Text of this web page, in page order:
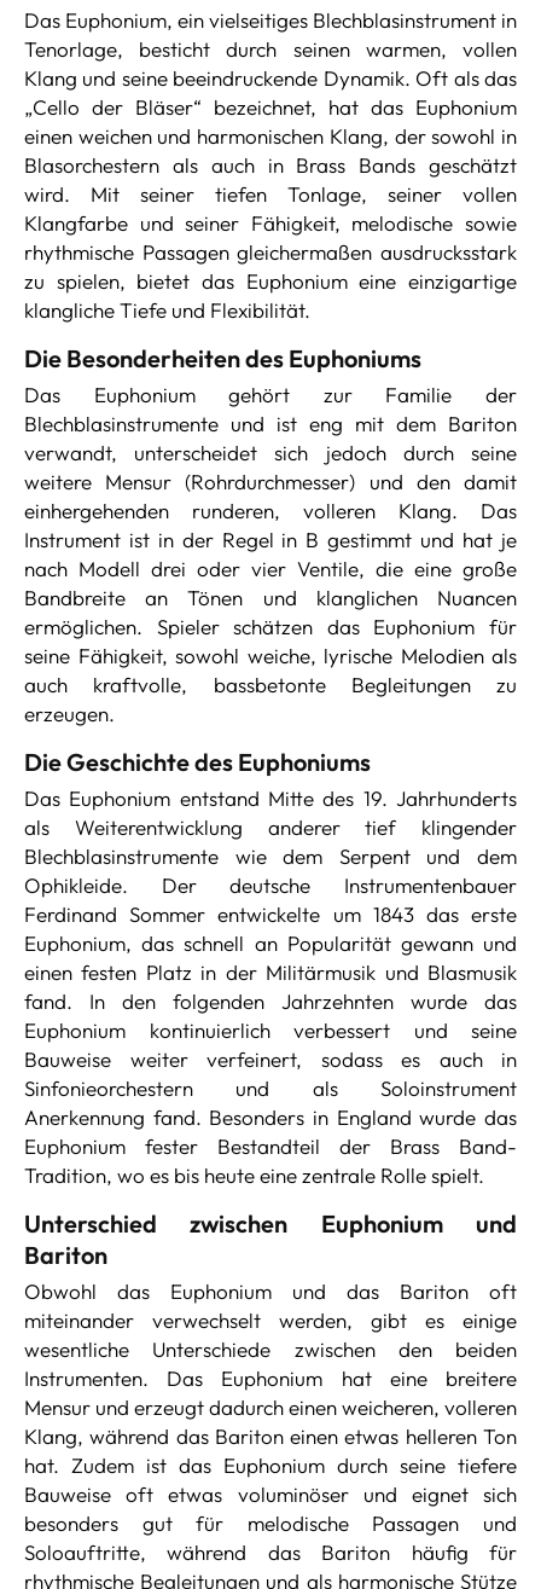
Das Euphonium, ein vielseitiges Blechblasinstrument in
Tenorlage, besticht durch seinen warmen, vollen
Klang und seine beeindruckende Dynamik. Oft als das
„Cello der Bläser“ bezeichnet, hat das Euphonium
einen weichen und harmonischen Klang, der sowohl in
Blasorchestern als auch in Brass Bands geschätzt
wird. Mit seiner tiefen Tonlage, seiner vollen
Klangfarbe und seiner Fähigkeit, melodische sowie
rhythmische Passagen gleichermaßen ausdrucksstark
zu spielen, bietet das Euphonium eine einzigartige
klangliche Tiefe und Flexibilität.
Die Besonderheiten des Euphoniums
Das Euphonium gehört zur Familie der
Blechblasinstrumente und ist eng mit dem Bariton
verwandt, unterscheidet sich jedoch durch seine
weitere Mensur (Rohrdurchmesser) und den damit
einhergehenden runderen, volleren Klang. Das
Instrument ist in der Regel in B gestimmt und hat je
nach Modell drei oder vier Ventile, die eine große
Bandbreite an Tönen und klanglichen Nuancen
ermöglichen. Spieler schätzen das Euphonium für
seine Fähigkeit, sowohl weiche, lyrische Melodien als
auch kraftvolle, bassbetonte Begleitungen zu
erzeugen.
Die Geschichte des Euphoniums
Das Euphonium entstand Mitte des 19. Jahrhunderts
als Weiterentwicklung anderer tief klingender
Blechblasinstrumente wie dem Serpent und dem
Ophikleide. Der deutsche Instrumentenbauer
Ferdinand Sommer entwickelte um 1843 das erste
Euphonium, das schnell an Popularität gewann und
einen festen Platz in der Militärmusik und Blasmusik
fand. In den folgenden Jahrzehnten wurde das
Euphonium kontinuierlich verbessert und seine
Bauweise weiter verfeinert, sodass es auch in
Sinfonieorchestern und als Soloinstrument
Anerkennung fand. Besonders in England wurde das
Euphonium fester Bestandteil der Brass Band-
Tradition, wo es bis heute eine zentrale Rolle spielt.
Unterschied zwischen Euphonium und
Bariton
Obwohl das Euphonium und das Bariton oft
miteinander verwechselt werden, gibt es einige
wesentliche Unterschiede zwischen den beiden
Instrumenten. Das Euphonium hat eine breitere
Mensur und erzeugt dadurch einen weicheren, volleren
Klang, während das Bariton einen etwas helleren Ton
hat. Zudem ist das Euphonium durch seine tiefere
Bauweise oft etwas voluminöser und eignet sich
besonders gut für melodische Passagen und
Soloauftritte, während das Bariton häufig für
rhythmische Begleitungen und als harmonische Stütze